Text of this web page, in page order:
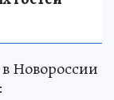
Новороссии